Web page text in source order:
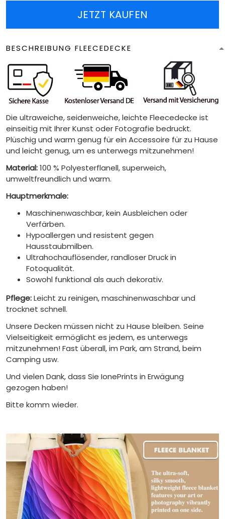
JETZT KAUFEN
BESCHREIBUNG FLEECEDECKE
Die ultraweiche, seidenweiche, leichte Fleecedecke ist
einseitig mit Ihrer Kunst oder Fotografie bedruckt.
Plüschig und warm genug für ein Accessoire für zu Hause
und leicht genug, um es unterwegs mitzunehmen!
Material:100 % Polyesterflanell, superweich,
umweltfreundlich und warm.
Hauptmerkmale:
Maschinenwaschbar, kein Ausbleichen oder
Verfärben.
Hypoallergen und resistent gegen
Hausstaubmilben.
Ultrahochauflösender, randloser Druck in
Fotoqualität.
Sowohl funktional als auch dekorativ.
Pflege:Leicht zu reinigen, maschinenwaschbar und
trocknet schnell.
Unsere Decken müssen nicht zu Hause bleiben. Seine
Vielseitigkeit ermöglicht es jedem, es unterwegs
mitzunehmen! Fast überall, im Park, am Strand, beim
Camping usw.
Und vielen Dank, dass Sie IonePrints in Erwägung
gezogen haben!
Bitte komm wieder.